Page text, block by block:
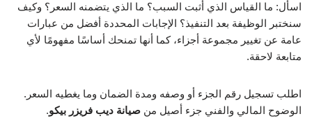
اسأل: ما القياس الذي أثبت السبب؟ ما الذي يتضمنه السعر؟ وكيف
سنختبر الوظيفة بعد التنفيذ؟ الإجابات المحددة أفضل من عبارات
عامة عن تغيير مجموعة أجزاء، كما أنها تمنحك أساسًا مفهومًا لأي
متابعة لاحقة.
اطلب تسجيل رقم الجزء أو وصفه ومدة الضمان وما يغطيه السعر.
الوضوح المالي والفني جزء أصيل من صيانة ديب فريزر بيكو.